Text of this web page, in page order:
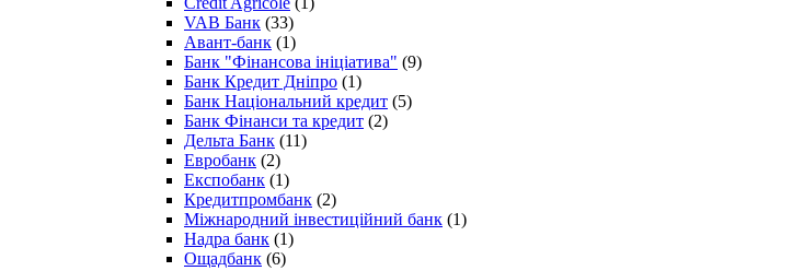
VAB Банк (33)
Авант-банк (1)
Банк "Фінансова ініціатива" (9)
Банк Кредит Дніпро (1)
Банк Національний кредит (5)
Банк Фінанси та кредит (2)
Дельта Банк (11)
Евробанк (2)
Експобанк (1)
Кредитпромбанк (2)
Міжнародний інвестиційний банк (1)
Надра банк (1)
Ощадбанк (6)